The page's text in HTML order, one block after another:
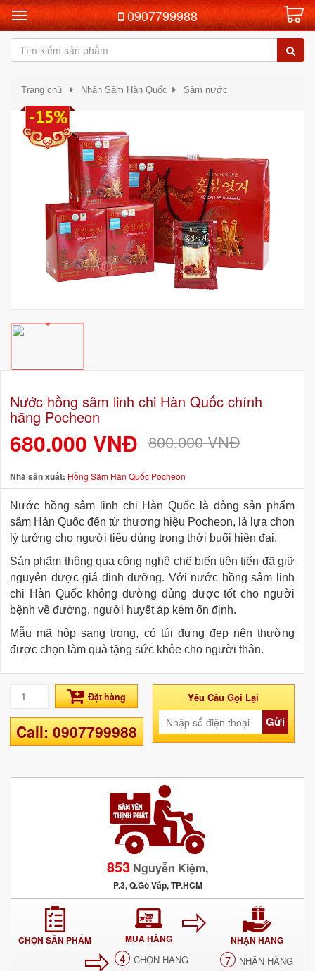
0907799988
Trang chủ Nhân Sâm Hàn Quốc Sâm nước
-15%
Nước hồng sâm linh chi Hàn Quốc chính
hãng Pocheon
800.000 VNĐ
680.000 VNĐ
Nhà sản xuất: Hồng Sâm Hàn Quốc Pocheon
Nước hồng sâm linh chi Hàn Quốc là dòng sản phẩm
sâm Hàn Quốc đến từ thương hiệu Pocheon, là lựa chọn
lý tưởng cho người tiêu dùng trong thời buổi hiện đại.
Sản phẩm thông qua công nghệ chế biến tiên tiến đã giữ
nguyên được giá dinh dưỡng. Với nước hồng sâm linh
chi Hàn Quốc không đường dùng được tốt cho người
bệnh về đường, người huyết áp kém ổn định.
Mẫu mã hộp sang trọng, có túi đựng đẹp nên thường
được chọn làm quà tặng sức khỏe cho người thân.
Đặt hàng
Call: 0907799988
Yêu Cầu Gọi Lại
Gửi
853 Nguyễn Kiệm,
P.3, Q.Gò Vấp, TP.HCM
CHỌN SẢN PHẨM MUA HÀNG
4 CHỌN HÀNG
NHẬN HÀNG
7 NHẬN HÀNG